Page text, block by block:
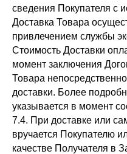
сведения Покупателя с
Доставка Товара
привлечением службы
Стоимость Доставки
момент заключения
Товара
доставки. Более
указывается в момент
7.4. При доставке или
вручается Покупателю
качестве Получателя в